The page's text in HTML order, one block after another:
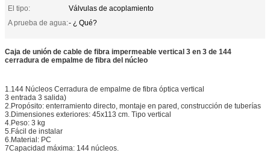
El tipo:
Válvulas de acoplamiento
A prueba de agua:- ¿ Qué?
Caja de unión de cable de fibra impermeable vertical 3 en 3 de 144
cerradura de empalme de fibra del núcleo
1.144 Núcleos Cerradura de empalme de fibra óptica vertical
3 entrada 3 salida)
2.Propósito: enterramiento directo, montaje en pared, construcción de tuberías
3.Dimensiones exteriores: 45x113 cm. Tipo vertical
4.Peso: 3 kg
5.Fácil de instalar
6.Material: PC
7Capacidad máxima: 144 núcleos.